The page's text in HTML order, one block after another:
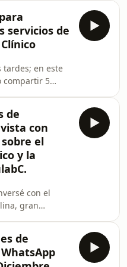
de tu
episodio quiero
que
y editar
crear
de marketing
FlexClip.
para tu
servicios de
tardes; en este
compartir 5
Clínico
ABBA
insadisa.com
de
con
el
y la
con el
gran
y su
llevado a
de